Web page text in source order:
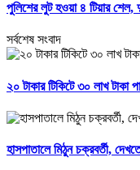
পুলিশের লুট হওয়া ৪ টিয়ার শেল,
সর্বশেষ সংবাদ
২০ টাকার টিকিটে ৩০ লাখ টাকা
হাসপাতালে মিঠুন চক্রবর্তী,